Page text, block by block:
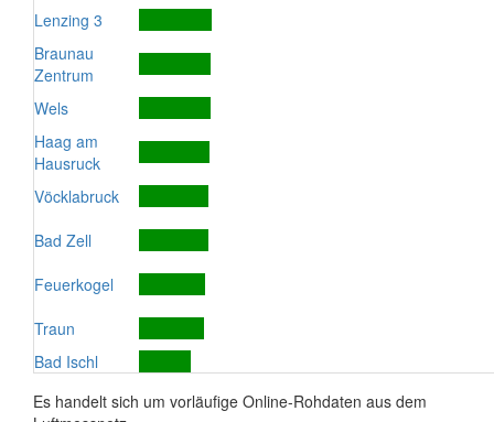
Lenzing 3
Braunau
Zentrum
Wels
Haag am
Hausruck
Vöcklabruck
Bad Zell
Feuerkogel
Traun
Bad Ischl
Es handelt sich um vorläufige Online-Rohdaten aus dem